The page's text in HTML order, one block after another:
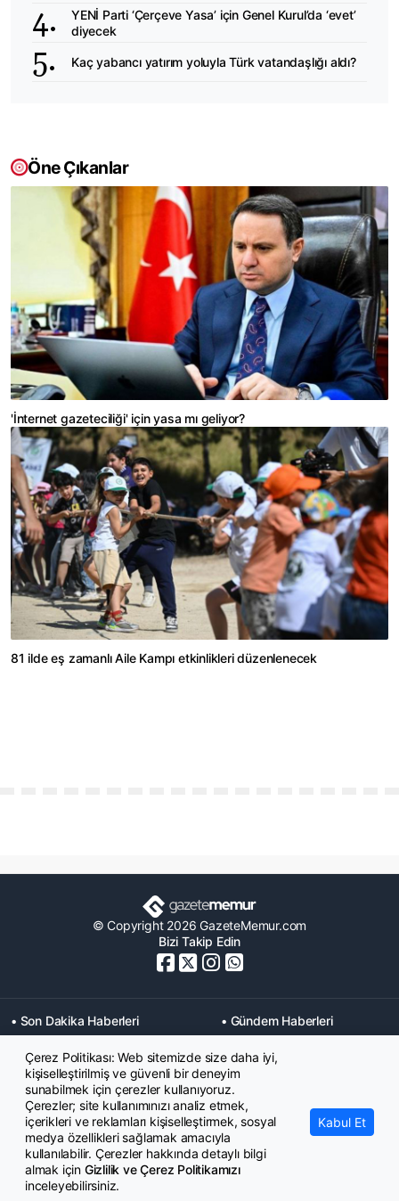
YENİ Parti ‘Çerçeve Yasa’ için Genel Kurul’da ‘evet’
diyecek
Kaç yabancı yatırım yoluyla Türk vatandaşlığı aldı?
Öne Çıkanlar
'İnternet gazeteciliği' için yasa mı geliyor?
81 ilde eş zamanlı Aile Kampı etkinlikleri düzenlenecek
© Copyright 2026 GazeteMemur.com
Bizi Takip Edin
• Son Dakika Haberleri
• Gündem Haberleri
• Memurlar Haberleri
• KPSS Haberleri
• Ekonomi Haberleri
• Eğitim Haberleri
• Yaşam Haberleri
• Maaş Verileri Haberleri
• Mahkeme Kararları
Haberleri
Çerez Politikası: Web sitemizde size daha iyi,
kişiselleştirilmiş ve güvenli bir deneyim
sunabilmek için çerezler kullanıyoruz.
Çerezler; site kullanımınızı analiz etmek,
içerikleri ve reklamları kişiselleştirmek, sosyal
medya özellikleri sağlamak amacıyla
kullanılabilir. Çerezler hakkında detaylı bilgi
almak için Gizlilik ve Çerez Politikamızı
inceleyebilirsiniz.
Kabul Et